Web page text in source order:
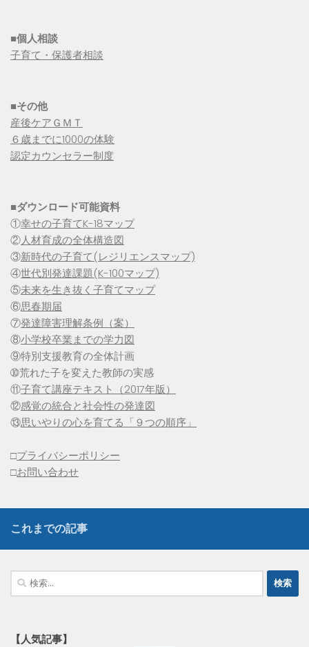
■個人相談
子育て・保護者相談
■その他
産後ケアＧＭＴ
６歳までに1000の体験
認定カウンセラー制度
■ダウンロード可能資料
①幸せの子育てK-18マップ
②人材育成の全体構造図
③新時代の子育て(レジリエンスマップ)
④世代別発達課題(K-100マップ)
⑤未来を生き抜く子育てマップ
⑥思春期届
⑦発達障害理解条例（案）
⑧小学校卒業までの学力図
⑨特別支援教育の全体計画
➉荒れた子を変えた教師の実感
⑪子育て講座テキスト（2017年版）
⑫感覚の統合と社会性の発達図
⑬思いやりの心を育てる「９つの順序」
□プライバシーポリシー
□お問い合わせ
これまでの記事
検
索:
【人気記事】